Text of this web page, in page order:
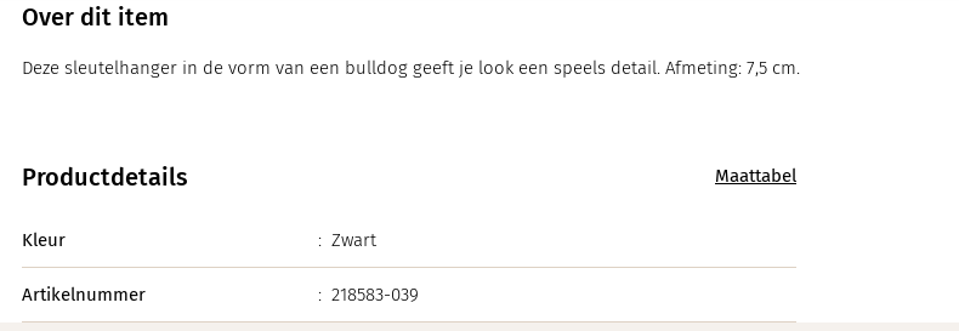
Over dit item
Deze sleutelhanger in de vorm van een bulldog geeft je look een speels detail. Afmeting: 7,5 cm.
Productdetails Maattabel
Kleur : Zwart
Artikelnummer : 218583-039